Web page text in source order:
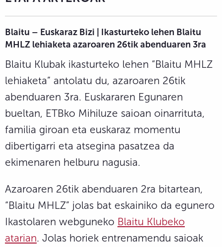
Blaitu – Euskaraz Bizi | Ikasturteko lehen Blaitu
MHLZ lehiaketa azaroaren 26tik abenduaren 3ra
Blaitu Klubak ikasturteko lehen “Blaitu MHLZ
lehiaketa” antolatu du, azaroaren 26tik
abenduaren 3ra. Euskararen Egunaren
bueltan, ETBko Mihiluze saioan oinarrituta,
familia giroan eta euskaraz momentu
dibertigarri eta atsegina pasatzea da
ekimenaren helburu nagusia.
Azaroaren 26tik abenduaren 2ra bitartean,
“Blaitu MHLZ” jolas bat eskainiko da egunero
Ikastolaren webguneko Blaitu Klubeko
atarian. Jolas horiek entrenamendu saioak